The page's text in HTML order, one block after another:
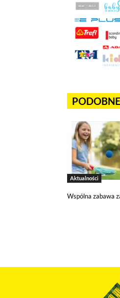
Aktualności
Wspólna zabawa
Na